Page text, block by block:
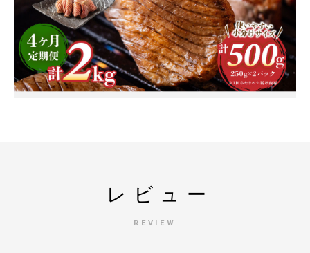
レビュー
REVIEW